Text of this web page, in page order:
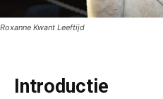
Roxanne Kwant Leeftijd
Introductie